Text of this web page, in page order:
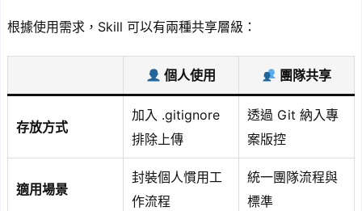
根據使用需求，Skill 可以有兩種共享層級：
個人使用 團隊共享
存放方式
加入 .gitignore
排除上傳
透過 Git 納入專
案版控
適用場景
封裝個人慣用工
作流程
統一團隊流程與
標準